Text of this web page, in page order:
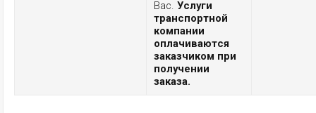
Вас. Услуги
транспортной
компании
оплачиваются
заказчиком при
получении
заказа.